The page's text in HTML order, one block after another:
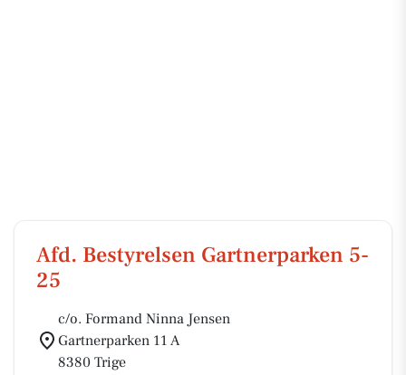
Afd. Bestyrelsen Gartnerparken 5-
25
c/o. Formand Ninna Jensen
Gartnerparken 11 A
8380 Trige